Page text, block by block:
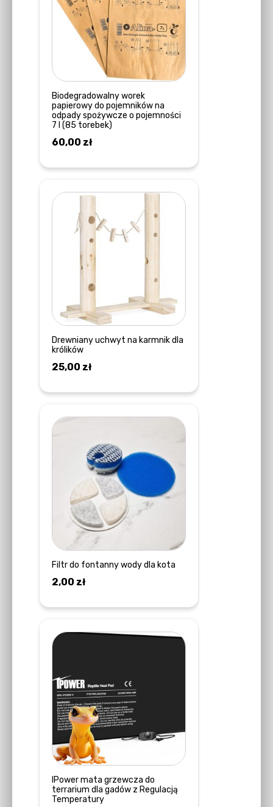
Biodegradowalny worek
papierowy do pojemników na
odpady spożywcze o pojemności
7 l (85 torebek)
60,00 zł
Drewniany uchwyt na karmnik dla
królików
25,00 zł
Filtr do fontanny wody dla kota
2,00 zł
IPower mata grzewcza do
terrarium dla gadów z Regulacją
Temperatury